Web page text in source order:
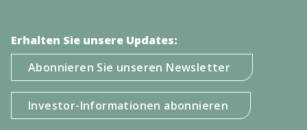
Erhalten Sie unsere Updates:
Abonnieren Sie unseren Newsletter
Investor-Informationen abonnieren